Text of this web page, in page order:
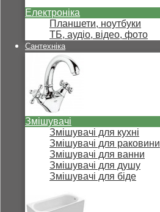
Електроніка
Планшети, ноутбуки
ТБ, аудіо, відео, фото
Сантехніка
Змішувачі
Змішувачі для кухні
Змішувачі для раковини
Змішувачі для ванни
Змішувачі для душу
Змішувачі для біде